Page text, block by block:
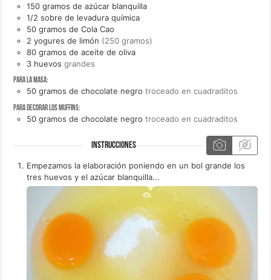
150 gramos de azúcar blanquilla
1/2 sobre de levadura química
50 gramos de Cola Cao
2 yogures de limón (250 gramos)
80 gramos de aceite de oliva
3 huevos grandes
Para la masa:
50 gramos dechocolate negrotroceado en cuadraditos
Para decorar los muffins:
50 gramos de chocolate negro troceado en cuadraditos
INSTRUCCIONES
Empezamos la elaboración poniendo en un bol grande los
tres huevos y el azúcar blanquilla...